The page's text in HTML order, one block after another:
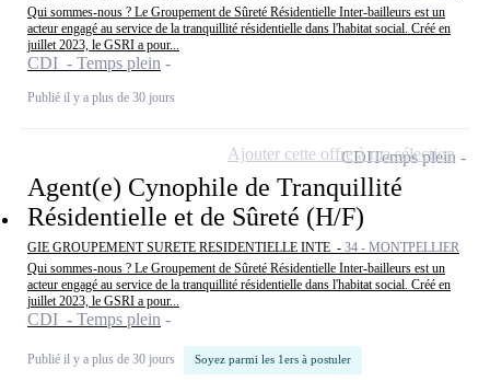
Qui sommes-nous ? Le Groupement de Sûreté Résidentielle Inter-bailleurs est un
acteur engagé au service de la tranquillité résidentielle dans l'habitat social. Créé en
juillet 2023, le GSRI a pour...
CDI - Temps plein
Publié il y a plus de 30 jours
Agent(e) Cynophile de Tranquillité
Résidentielle et de Sûreté (H/F)
GIE GROUPEMENT SURETE RESIDENTIELLE INTE - 34 - MONTPELLIER
Qui sommes-nous ? Le Groupement de Sûreté Résidentielle Inter-bailleurs est un
acteur engagé au service de la tranquillité résidentielle dans l'habitat social. Créé en
juillet 2023, le GSRI a pour...
CDI - Temps plein
Publié il y a plus de 30 jours Soyez parmi les 1ers à postuler
CDITemps plein
Ajouter cette offre à ma sélection